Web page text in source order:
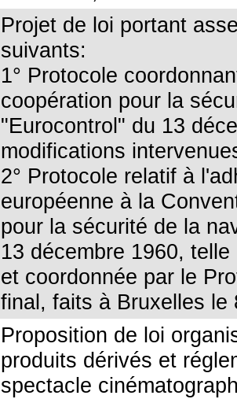
Projet de loi portant
suivants:
1° Protocole
coopération pour la
"Eurocontrol" du 13
modifications
2° Protocole relatif à
européenne à la
pour la sécurité de la
13 décembre 1960,
et coordonnée par le
final, faits à Bruxelles le
Proposition de loi
produits dérivés et
spectacle